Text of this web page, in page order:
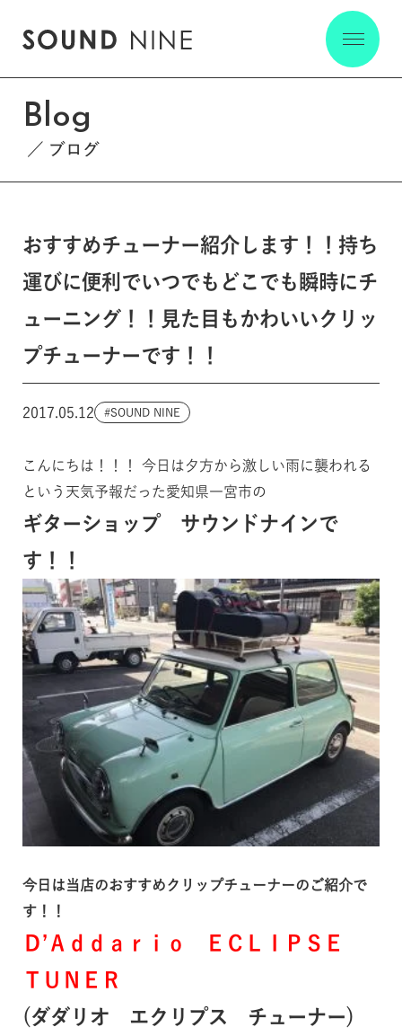
Blog
ブログ
おすすめチューナー紹介します！！持ち
運びに便利でいつでもどこでも瞬時にチ
ューニング！！見た目もかわいいクリッ
プチューナーです！！
2017.05.12 SOUND NINE
こんにちは！！！ 今日は夕方から激しい雨に襲われる
という天気予報だった愛知県一宮市の
ギターショップ サウンドナインで
す！！
今日は当店のおすすめクリップチューナーのご紹介で
す！！
Ｄ’Ａｄｄａｒｉｏ ＥＣＬＩＰＳＥ
ＴＵＮＥＲ
(ダダリオ エクリプス チューナー)